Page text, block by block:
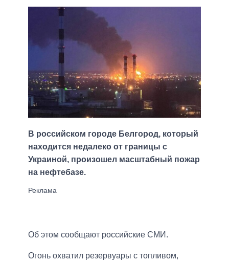
В российском городе Белгород, который
находится недалеко от границы с
Украиной, произошел масштабный пожар
на нефтебазе.
Об этом сообщают российские СМИ.
Огонь охватил резервуары с топливом,